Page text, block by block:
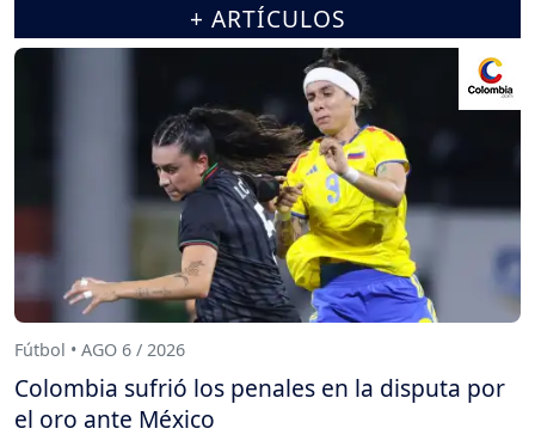
+ ARTÍCULOS
Fútbol • AGO 6 / 2026
Colombia sufrió los penales en la disputa por
el oro ante México